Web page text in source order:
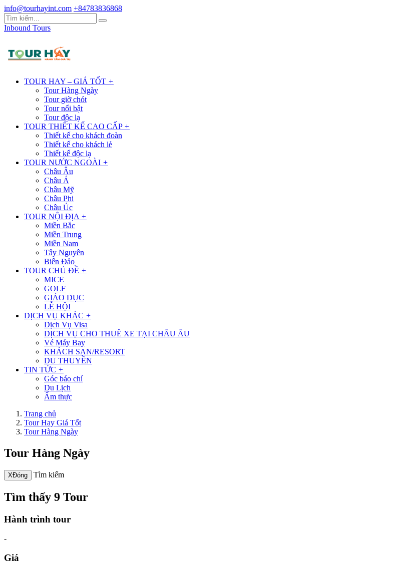
info@tourhayint.com +84783836868
Inbound Tours
TOUR HAY – GIÁ TỐT +
Tour Hàng Ngày
Tour giờ chót
Tour nổi bật
Tour độc lạ
TOUR THIẾT KẾ CAO CẤP +
Thiết kế cho khách đoàn
Thiết kế cho khách lẻ
Thiết kế độc lạ
TOUR NƯỚC NGOÀI +
Châu Âu
Châu Á
Châu Mỹ
Châu Phi
Châu Úc
TOUR NỘI ĐỊA +
Miền Bắc
Miền Trung
Miền Nam
Tây Nguyên
Biển Đảo
TOUR CHỦ ĐỀ +
MICE
GOLF
GIÁO DỤC
LỄ HỘI
DỊCH VỤ KHÁC +
Dịch Vụ Visa
DỊCH VỤ CHO THUÊ XE TẠI CHÂU ÂU
Vé Máy Bay
KHÁCH SẠN/RESORT
DU THUYỀN
TIN TỨC +
Góc báo chí
Du Lịch
Ẩm thực
Trang chủ
Tour Hay Giá Tốt
Tour Hàng Ngày
Tour Hàng Ngày
XĐóng Tìm kiếm
Tìm thấy 9 Tour
Hành trình tour
-
Giá